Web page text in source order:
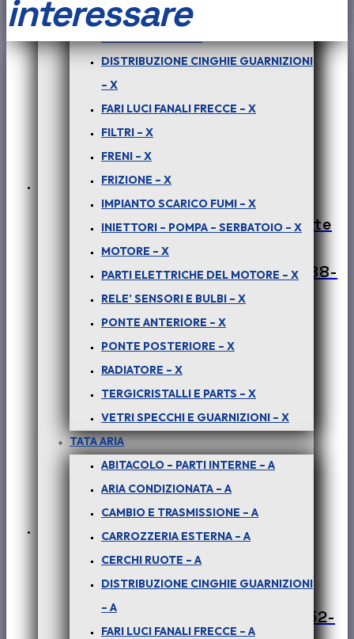
CARROZZERIA ESTERNA – X
DISTRIBUZIONE CINGHIE GUARNIZIONI
– X
FARI LUCI FANALI FRECCE – X
FILTRI – X
FRENI – X
FRIZIONE – X
IMPIANTO SCARICO FUMI – X
INIETTORI – POMPA – SERBATOIO – X
MOTORE – X
PARTI ELETTRICHE DEL MOTORE – X
RELE’ SENSORI E BULBI – X
PONTE ANTERIORE – X
PONTE POSTERIORE – X
RADIATORE – X
TERGICRISTALLI E PARTS – X
VETRI SPECCHI E GUARNIZIONI – X
TATA ARIA
ABITACOLO – PARTI INTERNE – A
ARIA CONDIZIONATA – A
CAMBIO E TRASMISSIONE – A
CARROZZERIA ESTERNA – A
CERCHI RUOTE – A
DISTRIBUZIONE CINGHIE GUARNIZIONI
– A
FARI LUCI FANALI FRECCE – A
BATTERIA
VS
FRIZIONE
QUANTITÀ
interessare
PER PICK-UP TELCO – XENON – (tutte
le versioni) : CAVO NEGATIVO
BATTERIA VS FRIZIONE – COD-D0088-
28C – NOS
60,00
PER PICK-UP TELCOLINE – (tutte le
versioni) : FANALINO POST PER
RIBALTABILE DX e SX – COD-BE0052-